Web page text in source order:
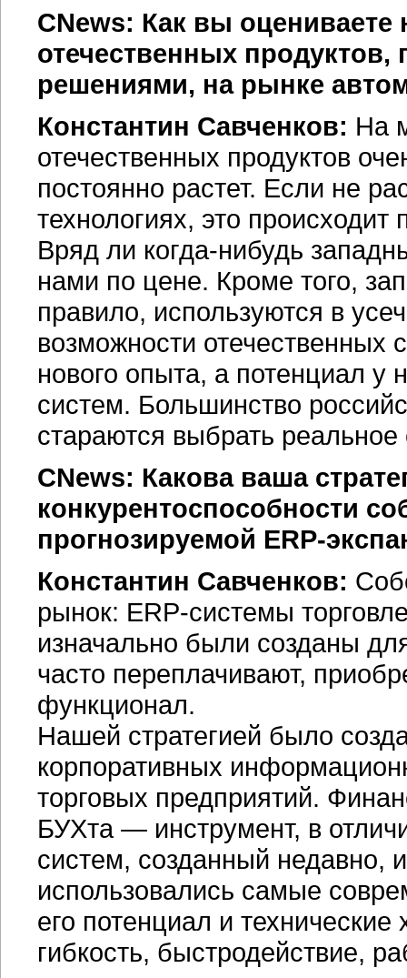
CNews: Как вы
отечественных
решениями, на рынке
Константин Савченков: На
отечественных продуктов
постоянно растет. Если не
технологиях, это
Вряд ли когда-нибудь
нами по цене. Кроме того,
правило, используются в
возможности отечественных
нового опыта, а потенциал
систем. Большинство
стараются выбрать
CNews: Какова ваша
конкурентоспособности
прогнозируемой ERP-
Константин Савченков:
рынок: ERP-системы
изначально были созданы
часто переплачивают,
функционал.
Нашей стратегией было
корпоративных
торговых предприятий.
БУХта — инструмент, в
систем, созданный недавно,
использовались самые
его потенциал и
гибкость, быстродействие,